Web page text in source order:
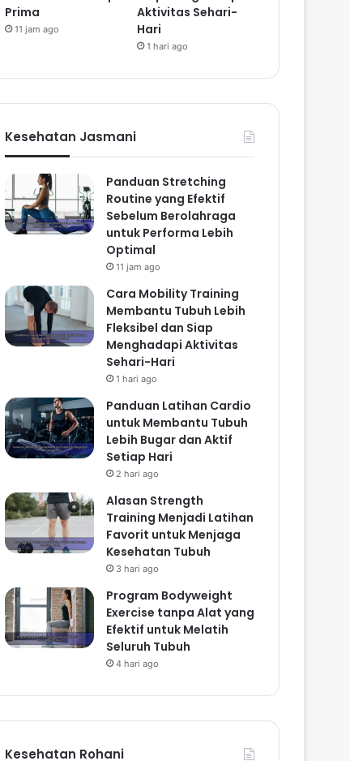
Prima
11 jam ago
Aktivitas Sehari-
Hari
1 hari ago
Kesehatan Jasmani
Panduan Stretching
Routine yang Efektif
Sebelum Berolahraga
untuk Performa Lebih
Optimal
11 jam ago
Cara Mobility Training
Membantu Tubuh Lebih
Fleksibel dan Siap
Menghadapi Aktivitas
Sehari-Hari
1 hari ago
Panduan Latihan Cardio
untuk Membantu Tubuh
Lebih Bugar dan Aktif
Setiap Hari
2 hari ago
Alasan Strength
Training Menjadi Latihan
Favorit untuk Menjaga
Kesehatan Tubuh
3 hari ago
Program Bodyweight
Exercise tanpa Alat yang
Efektif untuk Melatih
Seluruh Tubuh
4 hari ago
Kesehatan Rohani